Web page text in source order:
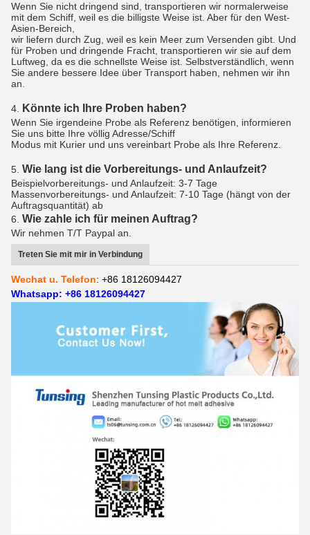
Wenn Sie nicht dringend sind, transportieren wir normalerweise
mit dem Schiff, weil es die billigste Weise ist. Aber für den West-
Asien-Bereich,
wir liefern durch Zug, weil es kein Meer zum Versenden gibt. Und
für Proben und dringende Fracht, transportieren wir sie auf dem
Luftweg, da es die schnellste Weise ist. Selbstverständlich, wenn
Sie andere bessere Idee über Transport haben, nehmen wir ihn
an.
4. Könnte ich Ihre Proben haben?
Wenn Sie irgendeine Probe als Referenz benötigen, informieren
Sie uns bitte Ihre völlig Adresse/Schiff
Modus mit Kurier und uns vereinbart Probe als Ihre Referenz.
5. Wie lang ist die Vorbereitungs- und Anlaufzeit?
Beispielvorbereitungs- und Anlaufzeit: 3-7 Tage
Massenvorbereitungs- und Anlaufzeit: 7-10 Tage (hängt von der
Auftragsquantität) ab
6. Wie zahle ich für meinen Auftrag?
Wir nehmen T/T Paypal an.
Treten Sie mit mir in Verbindung
Wechat u. Telefon: +86 18126094427
Whatsapp: +86 18126094427